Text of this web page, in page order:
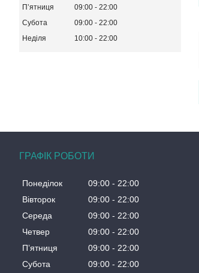
Пʼятниця
09:00
22:00
Субота
09:00
22:00
Неділя
10:00 22:00
ГРАФІК РОБОТИ
Понеділок 09:00
22:00
Вівторок
09:00
22:00
Середа
09:00
22:00
Четвер
09:00
22:00
Пʼятниця
09:00
22:00
Субота
09:00 22:00